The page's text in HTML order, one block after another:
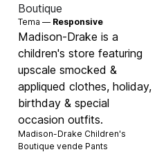
Boutique
Tema — Responsive
Madison-Drake is a
children's store featuring
upscale smocked &
appliqued clothes, holiday,
birthday & special
occasion outfits.
Madison-Drake Children's
Boutique vende Pants